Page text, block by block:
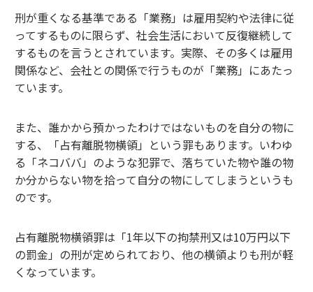
刑が重くなる基準である「業務」は雇用契約や法律に従
ってするものに限らず、社会生活において反復継続して
するものを言うとされています。実際、その多くは雇用
関係など、会社との関係で行うものが「業務」にあたっ
ています。
また、誰かから預かったわけではないものを自分の物に
する、「占有離脱物横領」という罪もあります。いわゆ
る「ネコババ」のような犯罪で、落ちていた物や誰の物
か分からない物を拾って自分の物にしてしまうというも
のです。
占有離脱物横領罪は「1年以下の拘禁刑又は10万円以下
の罰金」の刑が定められており、他の横領よりも刑が軽
くなっています。